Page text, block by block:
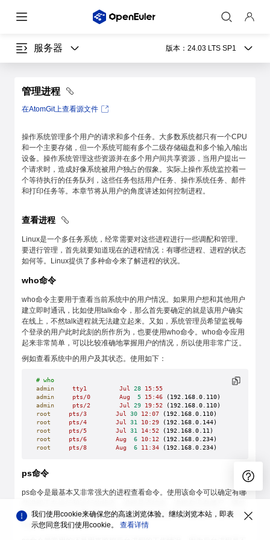
服务器 版本： 24.03 LTS SP1
管理进程
在AtomGit上查看源文件
操作系统管理多个用户的请求和多个任务。大多数系统都只有一个CPU
和一个主要存储，但一个系统可能有多个二级存储磁盘和多个输入/输出
设备。操作系统管理这些资源并在多个用户间共享资源，当用户提出一
个请求时，造成好像系统被用户独占的假象。实际上操作系统监控着一
个等待执行的任务队列，这些任务包括用户任务、操作系统任务、邮件
和打印任务等。本章节将从用户的角度讲述如何控制进程。
查看进程
Linux是一个多任务系统，经常需要对这些进程进行一些调配和管理。
要进行管理，首先就要知道现在的进程情况：有哪些进程、进程的状态
如何等。Linux提供了多种命令来了解进程的状况。
who命令
who命令主要用于查看当前系统中的用户情况。如果用户想和其他用户
建立即时通讯，比如使用talk命令，那么首先要确定的就是该用户确实
在线上，不然talk进程就无法建立起来。又如，系统管理员希望监视每
个登录的用户此时此刻的所作所为，也要使用who命令。who命令应用
起来非常简单，可以比较准确地掌握用户的情况，所以使用非常广泛。
例如查看系统中的用户及其状态。使用如下：
# who
admin
     tty1
         Jul
28 15:55
admin
     pts/0
        Aug
  5
15:46 (192.168.0.110)
admin
     pts/2
        Jul
29 19:52 (192.168.0.110)
root
     pts/3
        Jul
30 12:07 (192.168.0.110)
root
     pts/4
        Jul
31 10:29 (192.168.0.144)
root
     pts/5
        Jul
31 14:52 (192.168.0.11)
root
     pts/6
        Aug
  6
10:12 (192.168.0.234)
root
     pts/8
        Aug
  6
11:34 (192.168.0.234)
ps命令
ps命令是最基本又非常强大的进程查看命令。使用该命令可以确定有哪
进程占用了过多的资源等，大部分进程信息都是可以通过执行该命令得
到的。
我们使用cookie来确保您的高速浏览体验。继续浏览本站，即表
示您同意我们使用cookie。 查看详情